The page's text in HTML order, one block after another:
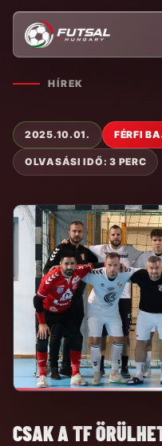
HÍREK
2025.10.01. FÉRFI
OLVASÁSI IDŐ: 3 PERC
CSAK A TF